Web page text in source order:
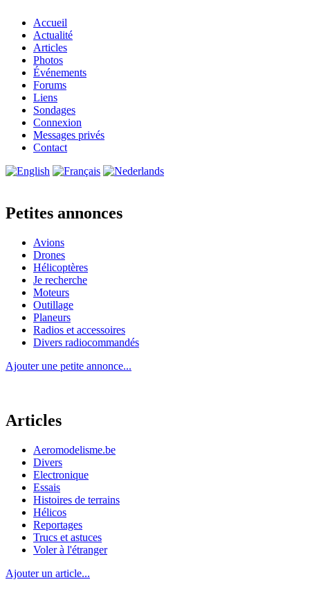
Accueil
Actualité
Articles
Photos
Événements
Forums
Liens
Sondages
Connexion
Messages privés
Contact
Petites annonces
Avions
Drones
Hélicoptères
Je recherche
Moteurs
Outillage
Planeurs
Radios et accessoires
Divers radiocommandés
Ajouter une petite annonce...
Articles
Aeromodelisme.be
Divers
Electronique
Essais
Histoires de terrains
Hélicos
Reportages
Trucs et astuces
Voler à l'étranger
Ajouter un article...